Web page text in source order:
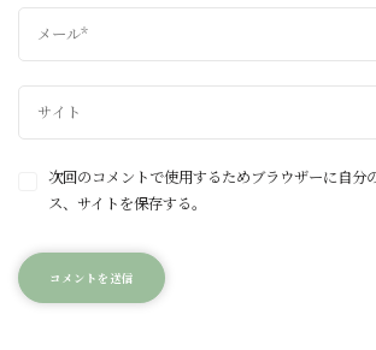
次回のコメントで使用するためブラウザーに自分
ス、サイトを保存する。